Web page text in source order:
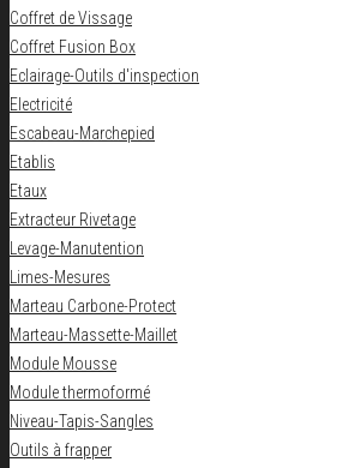
Coffret de Vissage
Coffret Fusion Box
Eclairage-Outils d'inspection
Electricité
Escabeau-Marchepied
Etablis
Etaux
Extracteur Rivetage
Levage-Manutention
Limes-Mesures
Marteau Carbone-Protect
Marteau-Massette-Maillet
Module Mousse
Module thermoformé
Niveau-Tapis-Sangles
Outils à frapper